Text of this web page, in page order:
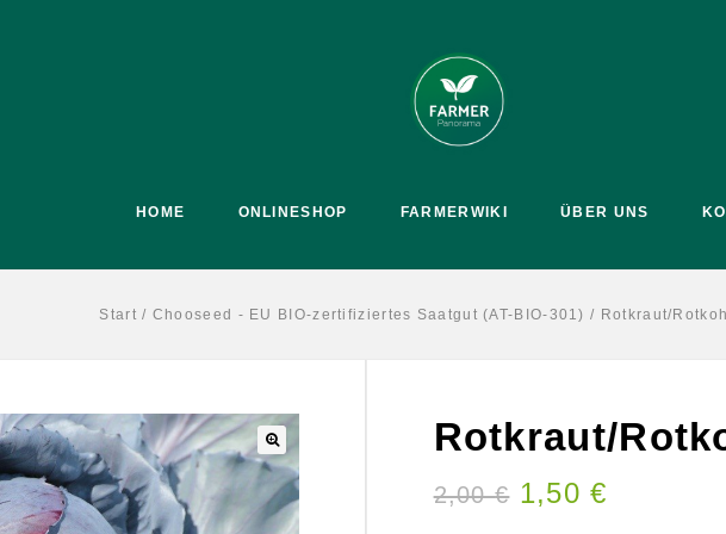
HOME ONLINESHOP FARMERWIKI ÜBER UNS
Start / Chooseed - EU BIO-zertifiziertes Saatgut (AT-BIO-301) / Rotkraut/
🔍
Rotkraut/
2,00€ 1,50€